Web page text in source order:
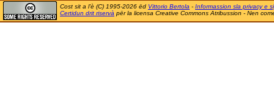
Cost sit a l'è (C) 1995-2026 ëd Vittorio Bertola - Informassion sla privacy e
Certidun drit riservà për la licensa Creative Commons Atribussion - Nen